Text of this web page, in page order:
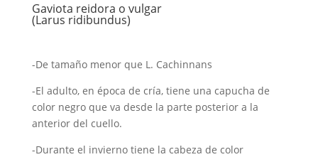
Gaviota reidora o vulgar
(Larus ridibundus)
-De tamaño menor que L. Cachinnans
-El adulto, en época de cría, tiene una capucha de
color negro que va desde la parte posterior a la
anterior del cuello.
-Durante el invierno tiene la cabeza de color